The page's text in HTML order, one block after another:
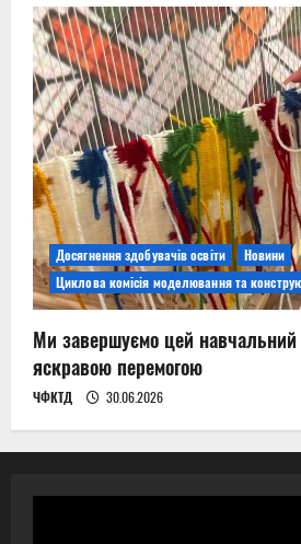
Досягнення здобувачів освіти
Новини
Циклова комісія моделювання та
Ми завершуємо цей
яскравою перемогою
ЧФКТД 30.06.2026